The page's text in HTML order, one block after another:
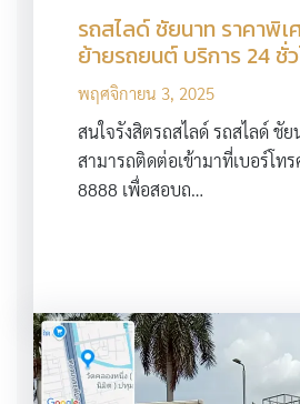
รถสไลด์ ชัยนาท ราคาพิ
ย้ายรถยนต์ บริการ 24 ชั่
พฤศจิกายน 3, 2025
สนใจรังสิตรถสไลด์ รถสไลด์ ชั
สามารถติดต่อเข้ามาที่เบอร์โท
8888 เพื่อสอบถ…